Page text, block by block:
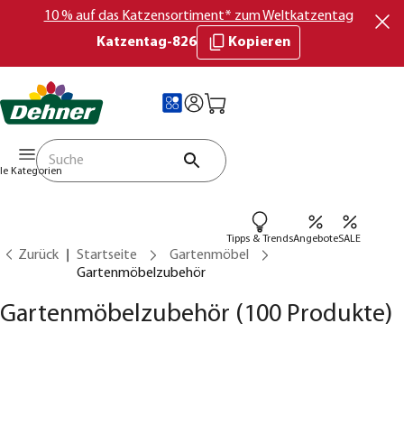
10 % auf das Katzensortiment* zum Weltkatzentag
Katzentag-826
Kopieren
Kategorien
Tipps & TrendsAngeboteSALE
Zurück Startseite
Gartenmöbel
Gartenmöbelzubehör
Gartenmöbelzubehör (100 Produkte)